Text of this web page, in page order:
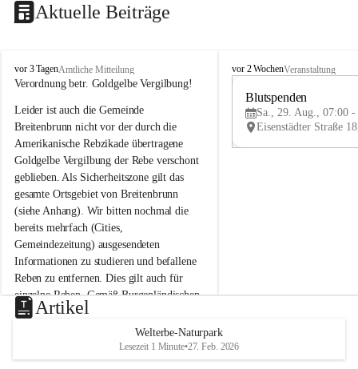
Aktuelle Beiträge
B
r
i
t
e
n
b
r
u
n
n
a
m
N
e
u
s
d
vor 3 TagenAmtliche Mitteilung
Verordnung betr. Goldgelbe Vergilbung!
Leider ist auch die Gemeinde
Breitenbrunn nicht vor der durch die
Amerikanische Rebzikade übertragene
Goldgelbe Vergilbung der Rebe verschont
geblieben. Als Sicherheitszone gilt das
gesamte Ortsgebiet von Breitenbrunn
(siehe Anhang). Wir bitten nochmal die
bereits mehrfach (Cities,
Gemeindezeitung) ausgesendeten
Informationen zu studieren und befallene
Reben zu entfernen. Dies gilt auch für
einzelne Reben. Gemäß Burgenländischen
Weinbaugesetz sind nicht gepflegte oder
unzulässige Weingärten zu roden! Bitte
helfen wir zusammen um unsere Winzer
vor den prognostizierten Ernteausfällen
B
e
u
e
d
vor 2 WochenVeranstaltung
Blutspenden
Sa., 29. Aug., 07:00 -
Artikel
Welterbe-Naturpark
Lesezeit 1 Minute•27. Feb. 2026